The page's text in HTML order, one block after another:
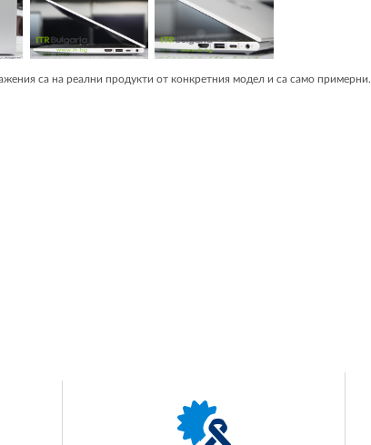
са на реални продукти от конкретния модел и са само примерни.